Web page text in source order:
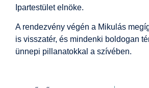
Ipartestület elnöke.
A rendezvény végén a Mikulás
is visszatér, és mindenki boldogan
ünnepi pillanatokkal a szívében.